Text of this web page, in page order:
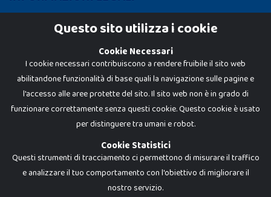
Cookie Policy
Dadi e Mattoncini è un brand di Giocabene Srl. Ogni riproduzione o utilizzo non
Questo sito utilizza i cookie
Cookie Necessari
I cookie necessari contribuiscono a rendere fruibile il sito web
abilitandone funzionalità di base quali la navigazione sulle pagine e
l'accesso alle aree protette del sito. Il sito web non è in grado di
funzionare correttamente senza questi cookie. Questo cookie è usato
per distinguere tra umani e robot.
Cookie Statistici
Questi strumenti di tracciamento ci permettono di misurare il traffico
e analizzare il tuo comportamento con l'obiettivo di migliorare il
nostro servizio.